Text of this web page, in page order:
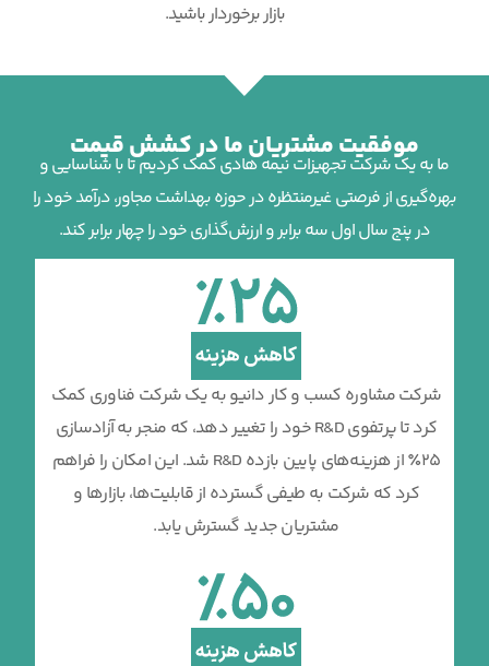
بازار برخوردار باشید.
موفقیت مشتریان ما در کشش قیمت
ما به یک شرکت تجهیزات نیمه هادی کمک کردیم تا با شناسایی و
بهره‌گیری از فرصتی غیرمنتظره در حوزه بهداشت مجاور، درآمد خود را
در پنج سال اول سه برابر و ارزش‌گذاری خود را چهار برابر کند.
شرکت مشاوره کسب و کار دانیو به یک شرکت فناوری کمک
کرد تا پرتفوی R&D خود را تغییر دهد، که منجر به آزادسازی
25٪ از هزینه‌های پایین بازده R&D شد. این امکان را فراهم
کرد که شرکت به طیفی گسترده از قابلیت‌ها، بازارها و
مشتریان جدید گسترش یابد.